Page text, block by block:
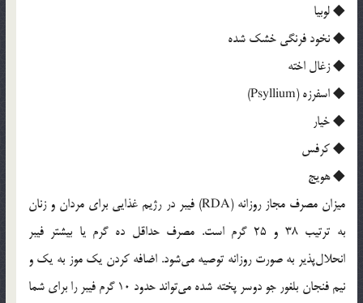
◆ لوبیا
◆ نخود فرنگی خشک شده
◆ زغال اخته
◆ اسفرزه (Psyllium)
◆ خیار
◆ کرفس
◆ هویج
میزان مصرف مجاز روزانه (RDA) فیبر در رژیم غذایی برای مردان و زنان
به ترتیب 38 و 25 گرم است. مصرف حداقل ده گرم یا بیشتر فیبر
انحلال‌پذیر به صورت روزانه توصیه می‌شود. اضافه کردن یک موز به یک و
نیم فنجان بلغور جو دوسر پخته شده می‌تواند حدود 10 گرم فیبر را برای شما